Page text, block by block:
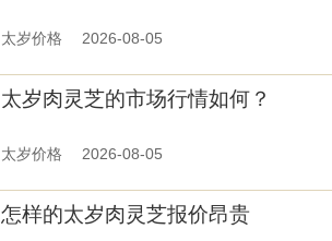
太岁价格 2026-08-05
太岁肉灵芝的市场行情如何？
太岁价格 2026-08-05
怎样的太岁肉灵芝报价昂贵